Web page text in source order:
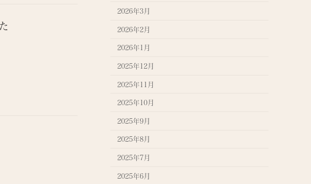
2026年3月
2026年2月
2026年1月
2025年12月
2025年11月
2025年10月
2025年9月
2025年8月
2025年7月
2025年6月